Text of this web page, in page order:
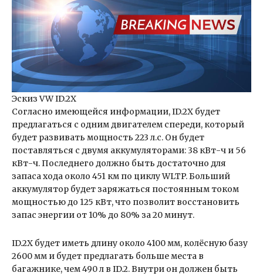
Эскиз VW ID.2X
Согласно имеющейся информации, ID.2X будет
предлагаться с одним двигателем спереди, который
будет развивать мощность 223 л.с. Он будет
поставляться с двумя аккумуляторами: 38 кВт-ч и 56
кВт-ч. Последнего должно быть достаточно для
запаса хода около 451 км по циклу WLTP. Больший
аккумулятор будет заряжаться постоянным током
мощностью до 125 кВт, что позволит восстановить
запас энергии от 10% до 80% за 20 минут.
ID.2X будет иметь длину около 4100 мм, колёсную базу
2600 мм и будет предлагать больше места в
багажнике, чем 490 л в ID.2. Внутри он должен быть